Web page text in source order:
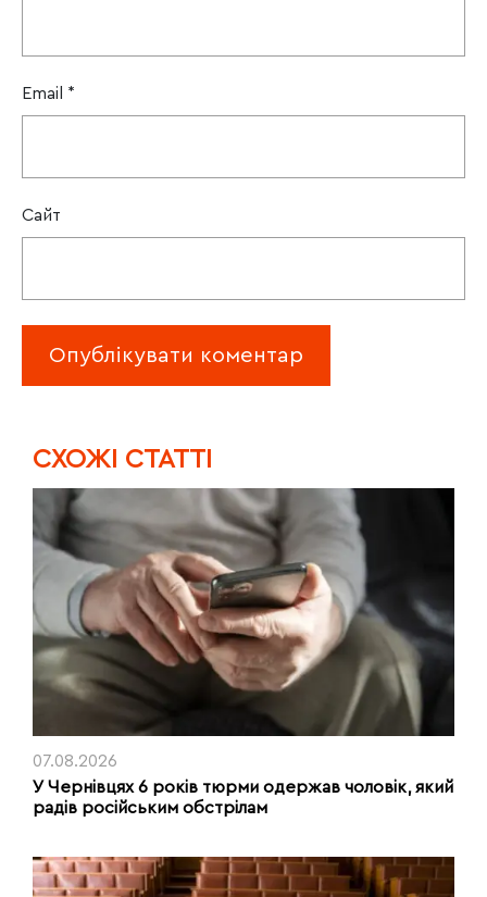
Email *
Сайт
CХОЖІ СТАТТІ
07.08.2026
У Чернівцях 6 років тюрми одержав чоловік, який
радів російським обстрілам